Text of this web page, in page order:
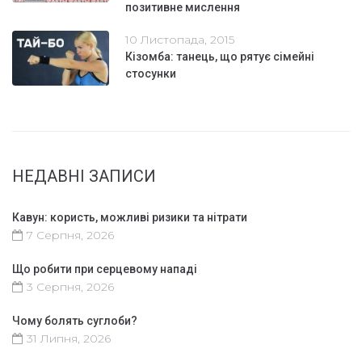
позитивне мислення
10 Листопада, 2015
Кізомба: танець, що рятує сімейні
стосунки
НЕДАВНІ ЗАПИСИ
Кавун: користь, можливі ризики та нітрати
7 Серпня, 2026
Що робити при серцевому нападі
3 Серпня, 2026
Чому болять суглоби?
31 Липня, 2026